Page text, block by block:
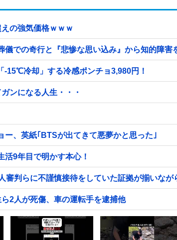
の強気価格ｗｗｗ
での奇行と『悲惨な思い込み』から知的障害
15℃冷却」する冷感ポンチョ3,980円！
ンになる人生・・・
、英紙｢BTSが出てきて悪夢かと思った｣
9年目で明かす本心！
審判らに不謹慎接待をしていた証拠が揃いな
2人が死傷、車の運転手を逮捕他